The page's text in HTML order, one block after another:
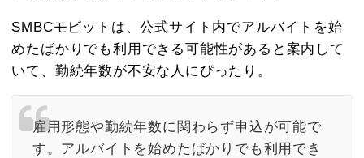
SMBCモビットは、公式サイト内でアルバイトを始
めたばかりでも利用できる可能性があると案内して
いて、勤続年数が不安な人にぴったり。
雇用形態や勤続年数に関わらず申込が可能で
す。アルバイトを始めたばかりでも利用でき